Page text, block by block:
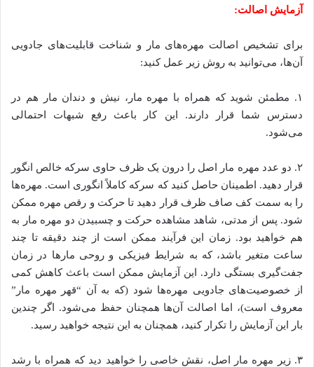
آزمایش اصالت:
برای تشخیص اصالت مهره‌های مار و شناخت قابلیت‌های جادویی
آن‌ها، می‌توانید به روش زیر عمل کنید:
۱. مطمئن شوید که همراه با مهره مار، نیش و دندان مار هم در
دسترس شما قرار دارند. این کار باعث رفع شبهات احتمالی
می‌شود.
۲. دو عدد مهره مار اصل را درون یک ظرف حاوی سرکه خالص انگور
قرار دهید. اطمینان حاصل کنید که سرکه کاملاً انگوری است. مهره‌ها
را به سمت کف صاف ظرف قرار دهید تا حرکت و رقص مهره ممکن
شود. پس از مدتی، شاهد مشاهده حرکت و چسبیدن دو مهره مار به
هم خواهید بود. زمان این فرآیند ممکن است از چند دقیقه تا چند
ساعت متغیر باشد، که به شرایط فیزیکی و روحی مارها در زمان
جفت‌گیری بستگی دارد. این آزمایش ممکن است باعث کاهش کمی
از خصوصیت‌های جادویی مهره‌ها شود (که به آن “قهر مهره مار”
معروف است)، اما اصالت آن‌ها همچنان حفظ می‌شود. اگر چندین
بار این آزمایش را تکرار کنید، همچنان به این نتیجه خواهید رسید.
۳. زیر مهره مار اصل، نقش خاصی را خواهید دید که همراه با رشد